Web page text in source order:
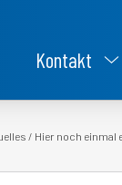
Kontakt
/ Hier noch einmal